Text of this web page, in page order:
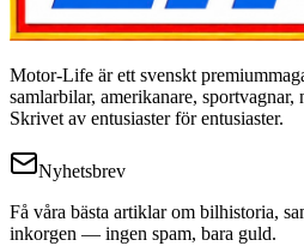
Motor-Life är ett svenskt
samlarbilar, amerikanare, sportvagnar,
Skrivet av entusiaster för entusiaster.
Nyhetsbrev
Få våra bästa artiklar om bilhistoria,
inkorgen — ingen spam, bara guld.